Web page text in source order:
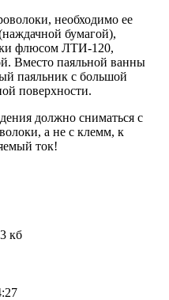
необходимо ее
бумагой),
флюсом ЛТИ-120,
Вместо паяльной ванны
паяльник с большой
поверхности.
должно сниматься с
а не с клемм, к
ток!
кб